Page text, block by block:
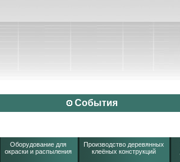
События
Оборудование для
окраски и распыления
Производство деревянных
клеёных конструкций